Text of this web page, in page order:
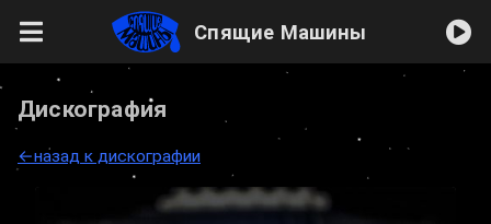
Спящие Машины
Дискография
←назад к дискографии